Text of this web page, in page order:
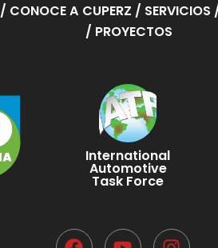
/ CONOCE A CUPERZ / SERVICIOS
/ PROYECTOS
International
Automotive
Task Force